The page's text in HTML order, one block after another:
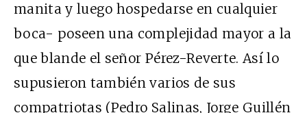
manita y luego hospedarse en cualquier
boca- poseen una complejidad mayor a la
que blande el señor Pérez-Reverte. Así lo
supusieron también varios de sus
compatriotas (Pedro Salinas, Jorge Guillén